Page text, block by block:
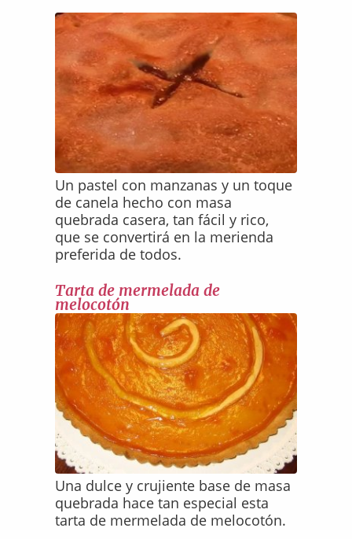
Un pastel con manzanas y un toque
de canela hecho con masa
quebrada casera, tan fácil y rico,
que se convertirá en la merienda
preferida de todos.
Tarta de mermelada de
melocotón
Una dulce y crujiente base de masa
quebrada hace tan especial esta
tarta de mermelada de melocotón.